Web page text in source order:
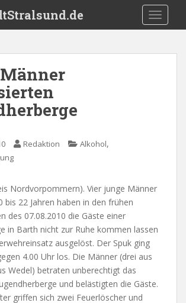
Redaktion Alkohol,
Nordvorpommern). Vier junge Männer
bis 22 Jahren haben in den frühen
des 07.08.2010 die Gäste einer
in Barth nicht zur Ruhe kommen lassen
ausgelöst. Der Spuk ging
4.00 Uhr los. Die Männer (drei aus
Wedel) betraten unberechtigt das
und belästigten die Gäste.
griffen sich zwei Feuerlöscher und